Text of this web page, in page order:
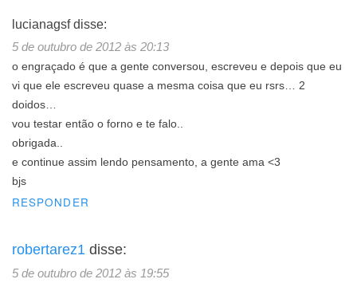
lucianagsf disse:
5 de outubro de 2012 às 20:13
o engraçado é que a gente conversou, escreveu e depois que eu
vi que ele escreveu quase a mesma coisa que eu rsrs… 2
doidos…
vou testar então o forno e te falo..
obrigada..
e continue assim lendo pensamento, a gente ama <3
bjs
RESPONDER
robertarez1 disse:
5 de outubro de 2012 às 19:55